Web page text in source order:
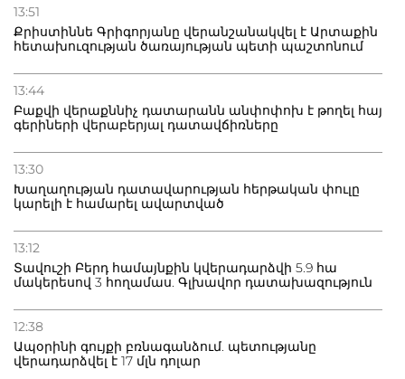
13:51
Քրիստիննե Գրիգորյանը վերանշանակվել է Արտաքին
հետախուզության ծառայության պետի պաշտոնում
13:44
Բաքվի վերաքննիչ դատարանն անփոփոխ է թողել հայ
գերիների վերաբերյալ դատավճիռները
13:30
Խաղաղության դատավարության հերթական փուլը
կարելի է համարել ավարտված
13:12
Տավուշի Բերդ համայնքին կվերադարձվի 5.9 հա
մակերեսով 3 հողամաս. Գլխավոր դատախազություն
12:38
Ապօրինի գույքի բռնագանձում. պետությանը
վերադարձվել է 17 մլն դոլար